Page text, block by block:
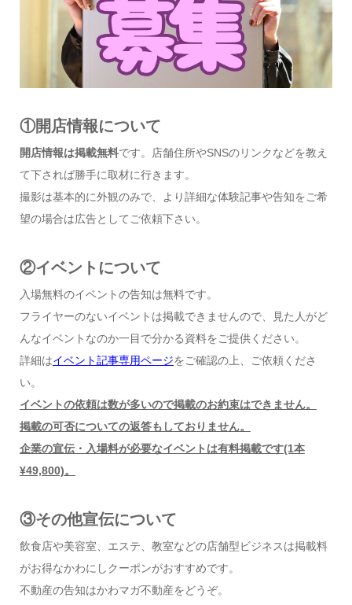
①開店情報について
開店情報は掲載無料です。店舗住所やSNSのリンクなどを教え
て下されば勝手に取材に行きます。
撮影は基本的に外観のみで、より詳細な体験記事や告知をご希
望の場合は広告としてご依頼下さい。
②イベントについて
入場無料のイベントの告知は無料です。
フライヤーのないイベントは掲載できませんので、見た人がど
んなイベントなのか一目で分かる資料をご提供ください。
詳細はイベント記事専用ページをご確認の上、ご依頼くださ
い。
イベントの依頼は数が多いので掲載のお約束はできません。
掲載の可否についての返答もしておりません。
企業の宣伝・入場料が必要なイベントは有料掲載です(1本
¥49,800)。
③その他宣伝について
飲食店や美容室、エステ、教室などの店舗型ビジネスは掲載料
がお得なかわにしクーポンがおすすめです。
不動産の告知はかわマガ不動産をどうぞ。